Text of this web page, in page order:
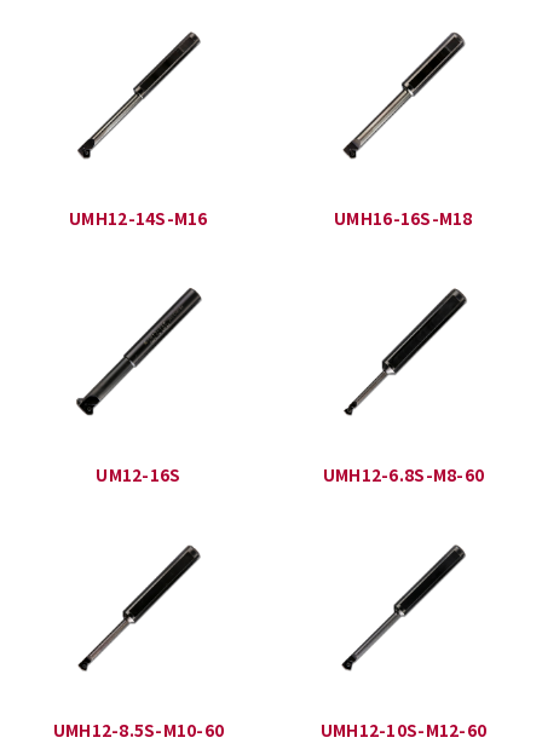
UMH12-14S-M16 UMH16-16S-M18
UM12-16S UMH12-6.8S-M8-60
UMH12-8.5S-M10-60 UMH12-10S-M12-60